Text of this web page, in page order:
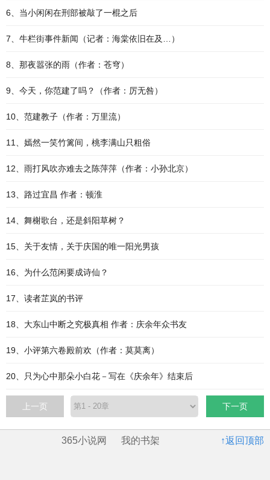
6、当小闲闲在刑部被敲了一棍之后
7、牛栏街事件新闻（记者：海棠依旧在及…）
8、那夜嚣张的雨（作者：苍穹）
9、今天，你范建了吗？（作者：厉无咎）
10、范建教子（作者：万里流）
11、嫣然一笑竹篱间，桃李满山只粗俗
12、雨打风吹亦难去之陈萍萍（作者：小孙北京）
13、路过宜昌 作者：顿淮
14、舞榭歌台，还是斜阳草树？
15、关于友情，关于庆国的唯一阳光男孩
16、为什么范闲要成诗仙？
17、读者芷岚的书评
18、大东山中断之究极真相 作者：庆余年众书友
19、小评第六卷殿前欢（作者：莫莫离）
20、只为心中那朵小白花－写在《庆余年》结束后
上一页 下一页
↑返回顶部
365小说网 我的书架